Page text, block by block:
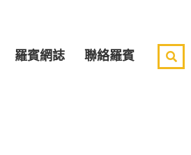
羅賓網誌 聯絡羅賓